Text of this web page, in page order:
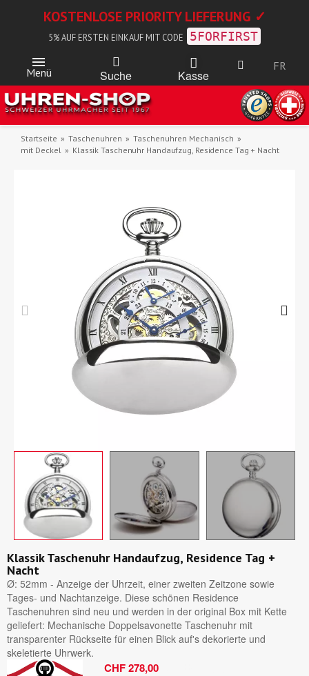
KOSTENLOSE PRIORITY LIEFERUNG ✓
5% AUF ERSTEN EINKAUF MIT CODE 5FORFIRST
Menü Suche Kasse
FR
Startseite Taschenuhren
Taschenuhren Mechanisch
mit Deckel
Klassik Taschenuhr Handaufzug, Residence Tag + Nacht
Klassik Taschenuhr Handaufzug, Residence Tag +
Nacht
Ø: 52mm - Anzeige der Uhrzeit, einer zweiten Zeitzone sowie
Tages- und Nachtanzeige. Diese schönen Residence
Taschenuhren sind neu und werden in der original Box mit Kette
geliefert: Mechanische Doppelsavonette Taschenuhr mit
transparenter Rückseite für einen Blick auf's dekorierte und
skeletierte Uhrwerk.
CHF 278,00